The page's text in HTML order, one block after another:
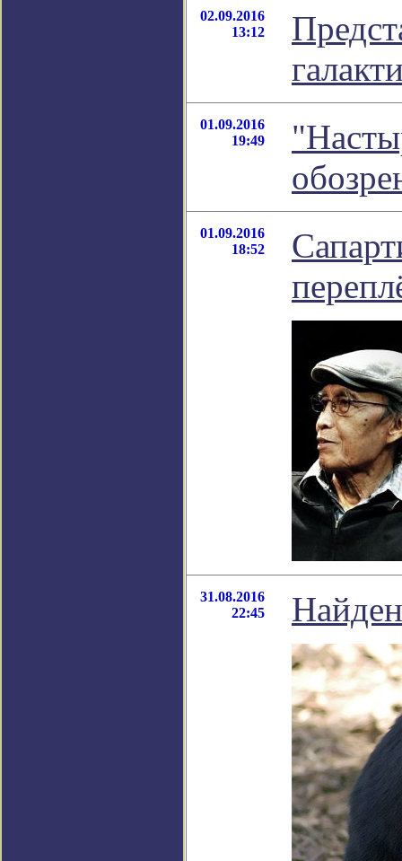
02.09.2016
13:12
01.09.2016
19:49
01.09.2016
18:52
31.08.2016
22:45